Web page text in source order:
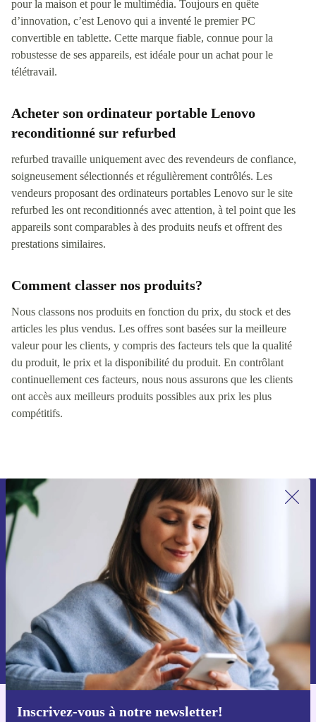
pour la maison et pour le multimédia. Toujours en quête
d’innovation, c’est Lenovo qui a inventé le premier PC
convertible en tablette. Cette marque fiable, connue pour la
robustesse de ses appareils, est idéale pour un achat pour le
télétravail.
Acheter son ordinateur portable Lenovo
reconditionné sur refurbed
refurbed travaille uniquement avec des revendeurs de confiance,
soigneusement sélectionnés et régulièrement contrôlés. Les
vendeurs proposant des ordinateurs portables Lenovo sur le site
refurbed les ont reconditionnés avec attention, à tel point que les
appareils sont comparables à des produits neufs et offrent des
prestations similaires.
Comment classer nos produits?
Nous classons nos produits en fonction du prix, du stock et des
articles les plus vendus. Les offres sont basées sur la meilleure
valeur pour les clients, y compris des facteurs tels que la qualité
du produit, le prix et la disponibilité du produit. En contrôlant
continuellement ces facteurs, nous nous assurons que les clients
ont accès aux meilleurs produits possibles aux prix les plus
compétitifs.
Inscrivez-vous à notre newsletter!
Recevoir offres et infos de refurbed
par mail
Ne manquez plus aucune offre.
S'inscrire
Retrouvez les informations sur l'utilisation des données personnelles
dans notre
politique de confidentialité.
Téléchargez l'application refurbed